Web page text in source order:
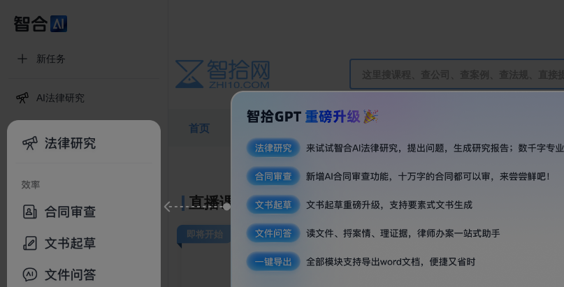
首页
新任务
AI法律研究
AI合同&文件审查
更多工具
直播课程
即将开始 今天18:30
进入直播间
新规政策解读及实操问题分析